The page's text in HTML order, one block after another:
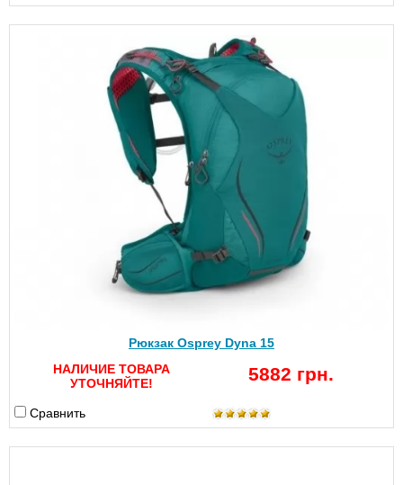
Рюкзак Osprey Dyna 15
НАЛИЧИЕ ТОВАРА
УТОЧНЯЙТЕ!
5882 грн.
Сравнить